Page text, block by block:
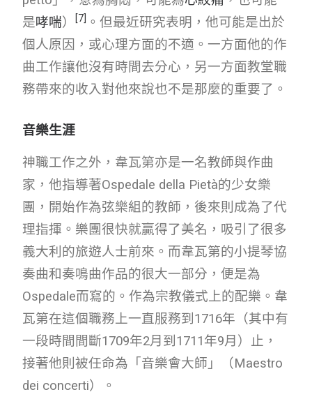
是哮喘） [7] 。但最近研究表明，他可能是出於
個人原因，或心理方面的不適。一方面他的作
曲工作讓他沒有時間去分心，另一方面教堂職
務帶來的收入對他來說也不是那麼的重要了。
音樂生涯
神職工作之外，韋瓦第亦是一名教師與作曲
家，他指導著Ospedale della Pietà的少女樂
團，開始作為弦樂組的教師，後來則成為了代
理指揮。樂團很快就贏得了美名，吸引了很多
義大利的旅遊人士前來。而韋瓦第的小提琴協
奏曲和奏鳴曲作品的很大一部分，便是為
Ospedale而寫的。作為宗教儀式上的配樂。韋
瓦第在這個職務上一直服務到1716年（其中有
一段時間間斷1709年2月到1711年9月）止，
接著他則被任命為「音樂會大師」（Maestro
dei concerti）。